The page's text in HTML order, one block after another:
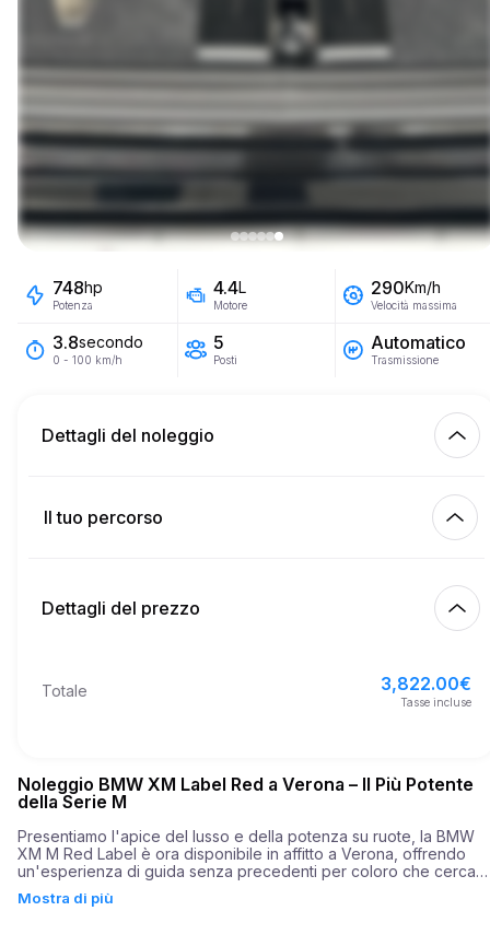
748hp
Potenza
4.4L
Motore
290Km/h
Velocità massima
3.8secondo
0 - 100 km/h
5
Posti
Automatico
Trasmissione
Dettagli del noleggio
450.00
21
5,000.00 €
Il tuo percorso
Fine
Dettagli del prezzo
Totale 3,822.00€
Tasse incluse
Noleggio BMW XM Label Red a Verona – Il Più Potente
della Serie M
Presentiamo l'apice del lusso e della potenza su ruote, la BMW
XM M Red Label è ora disponibile in affitto a Verona, offrendo
un'esperienza di guida senza precedenti per coloro che
automobilistica, questo SUV ad alte prestazioni combina il
Mostra di più